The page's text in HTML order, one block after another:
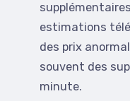
estimations
des prix
souvent des
minute.